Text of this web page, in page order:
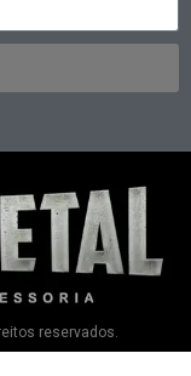
reservados.